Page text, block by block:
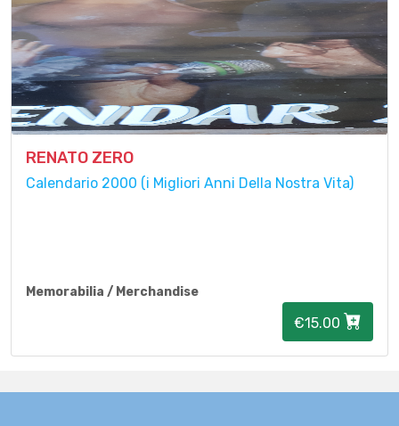
RENATO ZERO
Calendario 2000 (i Migliori Anni Della Nostra Vita)
Memorabilia / Merchandise
€15.00